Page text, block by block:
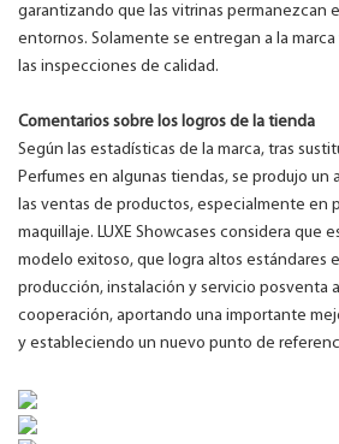
garantizando que las vitrinas permanezcan
entornos. Solamente se entregan a la
las inspecciones de calidad.
Comentarios sobre los logros de la tienda
Según las estadísticas de la marca, tras
Perfumes en algunas tiendas, se produjo
las ventas de productos, especialmente en
maquillaje. LUXE Showcases considera que
modelo exitoso, que logra altos estándares
producción, instalación y servicio posventa
cooperación, aportando una importante
y estableciendo un nuevo punto de